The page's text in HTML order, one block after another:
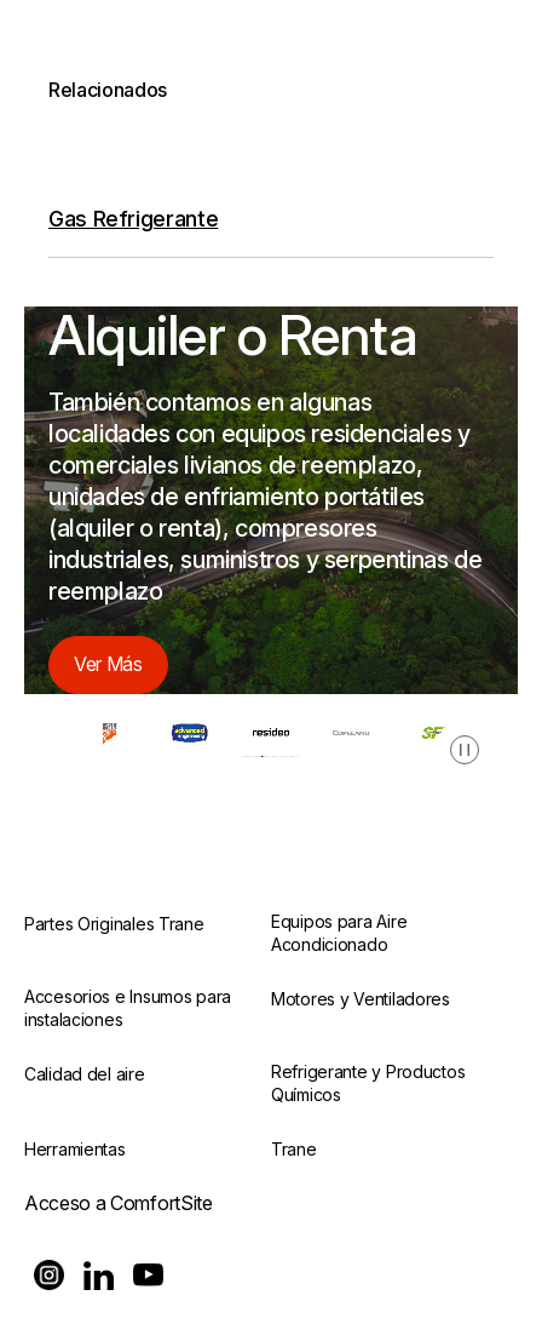
Relacionados
Gas Refrigerante
Alquiler o Renta
También contamos en algunas
localidades con equipos residenciales y
comerciales livianos de reemplazo,
unidades de enfriamiento portátiles
(alquiler o renta), compresores
industriales, suministros y serpentinas de
reemplazo
Ver Más
Pausa
Partes Originales Trane
Equipos para Aire
Acondicionado
Accesorios e Insumos para
instalaciones
Motores y Ventiladores
Calidad del aire
Refrigerante y Productos
Químicos
Herramientas Trane
Acceso a ComfortSite